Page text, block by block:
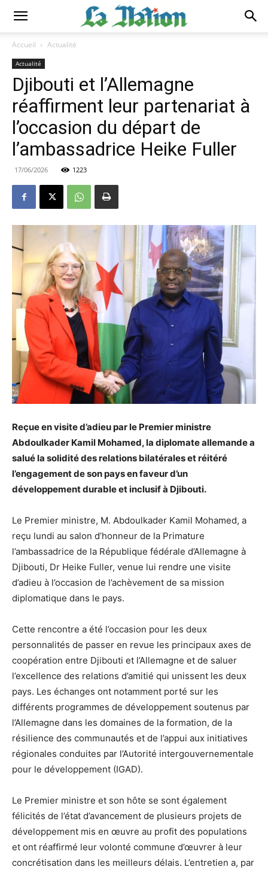
Accueil Actualité
Actualité
Djibouti et l’Allemagne
réaffirment leur partenariat à
l’occasion du départ de
l’ambassadrice Heike Fuller
17/06/2026 1223
Reçue en visite d’adieu par le Premier ministre
Abdoulkader Kamil Mohamed, la diplomate allemande a
salué la solidité des relations bilatérales et réitéré
l’engagement de son pays en faveur d’un
développement durable et inclusif à Djibouti.
Le Premier ministre, M. Abdoulkader Kamil Mohamed, a
reçu lundi au salon d’honneur de la Primature
l’ambassadrice de la République fédérale d’Allemagne à
Djibouti, Dr Heike Fuller, venue lui rendre une visite
d’adieu à l’occasion de l’achèvement de sa mission
diplomatique dans le pays.
Cette rencontre a été l’occasion pour les deux
personnalités de passer en revue les principaux axes de
coopération entre Djibouti et l’Allemagne et de saluer
l’excellence des relations d’amitié qui unissent les deux
pays. Les échanges ont notamment porté sur les
différents programmes de développement soutenus par
l’Allemagne dans les domaines de la formation, de la
résilience des communautés et de l’appui aux initiatives
régionales conduites par l’Autorité intergouvernementale
pour le développement (IGAD).
Le Premier ministre et son hôte se sont également
félicités de l’état d’avancement de plusieurs projets de
développement mis en œuvre au profit des populations
et ont réaffirmé leur volonté commune d’œuvrer à leur
concrétisation dans les meilleurs délais. L’entretien a, par